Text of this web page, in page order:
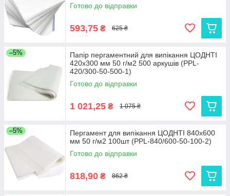
Готово до відправки
593,75 ₴ 625 ₴
–5%
Папір пергаментний для випікання ЦОДНТІ
420x300 мм 50 г/м2 500 аркушів (PPL-
420/300-50-500-1)
Готово до відправки
1 021,25 ₴ 1 075 ₴
–5%
Пергамент для випікання ЦОДНТІ 840x600
мм 50 г/м2 100шт (PPL-840/600-50-100-2)
Готово до відправки
818,90 ₴ 862 ₴